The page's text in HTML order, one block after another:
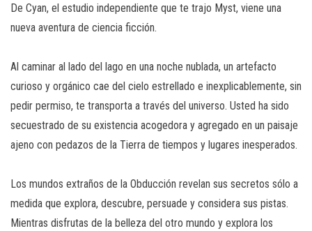
De Cyan, el estudio independiente que te trajo Myst, viene una
nueva aventura de ciencia ficción.
Al caminar al lado del lago en una noche nublada, un artefacto
curioso y orgánico cae del cielo estrellado e inexplicablemente, sin
pedir permiso, te transporta a través del universo. Usted ha sido
secuestrado de su existencia acogedora y agregado en un paisaje
ajeno con pedazos de la Tierra de tiempos y lugares inesperados.
Los mundos extraños de la Obducción revelan sus secretos sólo a
medida que explora, descubre, persuade y considera sus pistas.
Mientras disfrutas de la belleza del otro mundo y explora los